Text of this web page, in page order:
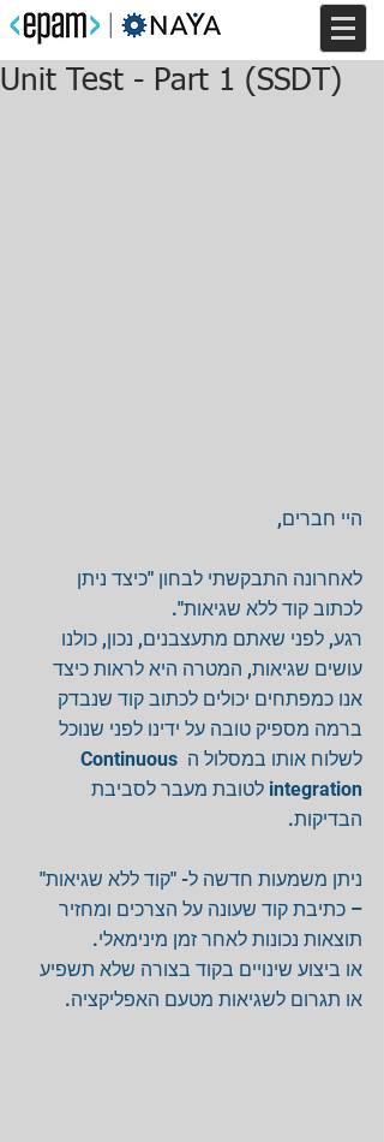
Unit Test - Part 1 (SSDT)
היי חברים,
לאחרונה התבקשתי לבחון "כיצד ניתן
לכתוב קוד ללא שגיאות".
רגע, לפני שאתם מתעצבנים, נכון, כולנו
עושים שגיאות, המטרה היא לראות כיצד
אנו כמפתחים יכולים לכתוב קוד שנבדק
ברמה מספיק טובה על ידינו לפני שנוכל
לשלוח אותו במסלול ה Continuous
integration לטובת מעבר לסביבת
הבדיקות.
ניתן משמעות חדשה ל- "קוד ללא שגיאות"
– כתיבת קוד שעונה על הצרכים ומחזיר
תוצאות נכונות לאחר זמן מינימאלי.
או ביצוע שינויים בקוד בצורה שלא תשפיע
או תגרום לשגיאות מטעם האפליקציה.